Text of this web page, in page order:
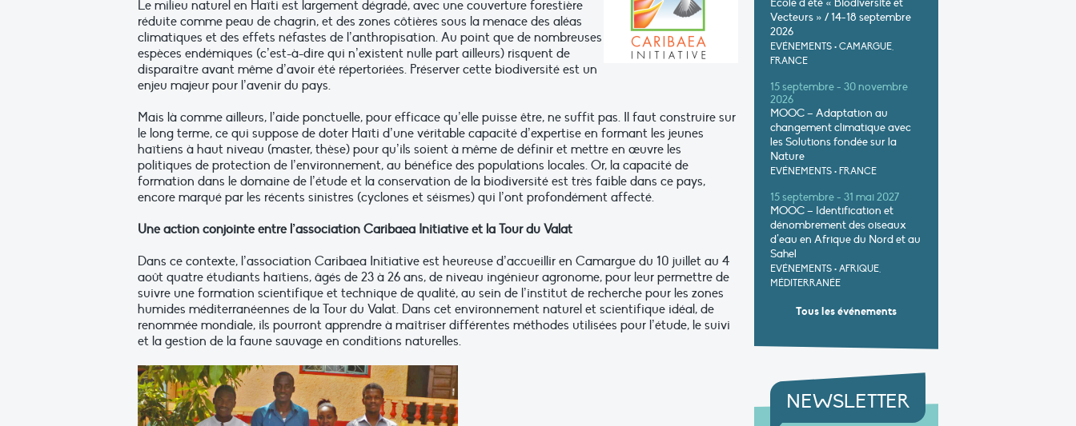
Le milieu naturel en Haïti est largement dégradé, avec une couverture forestière
réduite comme peau de chagrin, et des zones côtières sous la menace des aléas
climatiques et des effets néfastes de l’anthropisation. Au point que de nombreuses
espèces endémiques (c’est-à-dire qui n’existent nulle part ailleurs) risquent de
disparaître avant même d’avoir été répertoriées. Préserver cette biodiversité est un
enjeu majeur pour l’avenir du pays.
Mais là comme ailleurs, l’aide ponctuelle, pour efficace qu’elle puisse être, ne suffit pas. Il faut construire sur
le long terme, ce qui suppose de doter Haïti d’une véritable capacité d’expertise en formant les jeunes
haïtiens à haut niveau (master, thèse) pour qu’ils soient à même de définir et mettre en œuvre les
politiques de protection de l’environnement, au bénéfice des populations locales. Or, la capacité de
formation dans le domaine de l’étude et la conservation de la biodiversité est très faible dans ce pays,
encore marqué par les récents sinistres (cyclones et séismes) qui l’ont profondément affecté.
Une action conjointe entre l’association Caribaea Initiative et la Tour du Valat
Dans ce contexte, l’association Caribaea Initiative est heureuse d’accueillir en Camargue du 10 juillet au 4
août quatre étudiants haïtiens, âgés de 23 à 26 ans, de niveau ingénieur agronome, pour leur permettre de
suivre une formation scientifique et technique de qualité, au sein de l’institut de recherche pour les zones
humides méditerranéennes de la Tour du Valat. Dans cet environnement naturel et scientifique idéal, de
renommée mondiale, ils pourront apprendre à maîtriser différentes méthodes utilisées pour l’étude, le suivi
et la gestion de la faune sauvage en conditions naturelles.
École d’été « Biodiversité et
Vecteurs » / 14-18 septembre
2026
EVÉNEMENTS • CAMARGUE,
FRANCE
15 septembre - 30 novembre
2026
MOOC – Adaptation au
changement climatique avec
les Solutions fondée sur la
Nature
EVÉNEMENTS • FRANCE
15 septembre - 31 mai 2027
MOOC – Identification et
dénombrement des oiseaux
d’eau en Afrique du Nord et au
Sahel
EVÉNEMENTS • AFRIQUE,
MÉDITERRANÉE
Tous les événements
NEWSLETTER